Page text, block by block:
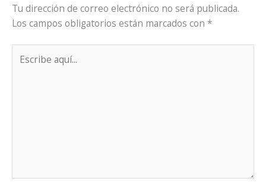
Tu dirección de correo electrónico no será publicada.
Los campos obligatorios están marcados con *
aquí...